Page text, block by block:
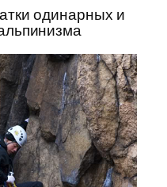
одинарных и